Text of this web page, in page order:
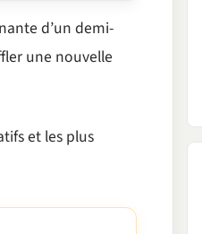
d’un demi-
une nouvelle
et les plus